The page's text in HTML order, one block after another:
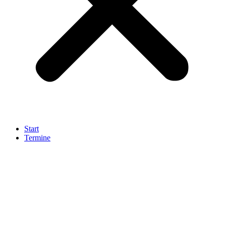
Start
Termine